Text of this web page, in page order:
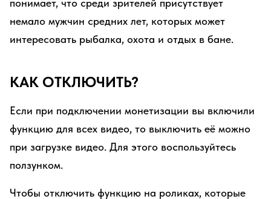
понимает, что среди зрителей присутствует
немало мужчин средних лет, которых может
интересовать рыбалка, охота и отдых в бане.
КАК ОТКЛЮЧИТЬ?
Если при подключении монетизации вы включили
функцию для всех видео, то выключить её можно
при загрузке видео. Для этого воспользуйтесь
ползунком.
Чтобы отключить функцию на роликах, которые